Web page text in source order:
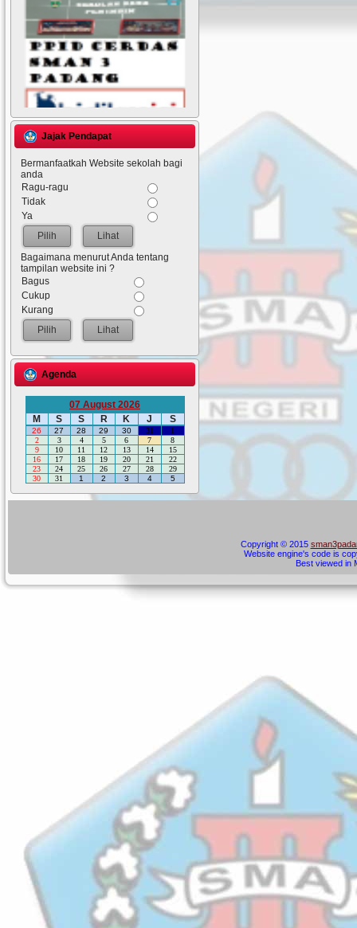
Jajak Pendapat
Bermanfaatkah Website sekolah bagi
anda
Ragu-ragu
Tidak
Ya
Lihat
Bagaimana menurut Anda tentang
tampilan website ini ?
Bagus
Cukup
Kurang
Lihat
Agenda
07 August 2026
M
S S R K J S
26 27 28 29 30 31
1
2
3 4 5 6 7
8
9
10 11 12 13 14
15
16
17 18 19 20 21
22
23
24 25 26 27 28
29
30
31 1 2 3 4 5
Copyright © 2015
Website engine's code is
Best viewed in